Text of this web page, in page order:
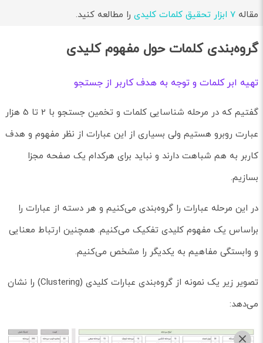
مقاله 7 ابزار تحقیق کلمات کلیدی را مطالعه کنید.
گروه‌بندی کلمات حول مفهوم کلیدی
تهیه ابر کلمات و توجه به هدف کاربر از جستجو
گفتیم که در مرحله شناسایی کلمات و تخمین جستجو با 2 تا 5 هزار
عبارت روبرو هستیم ولی بسیاری از این عبارات از نظر مفهوم و هدف
کاربر به هم شباهت دارند و نباید برای هرکدام یک صفحه مجزا
بسازیم.
در این مرحله عبارات را گروه‌بندی می‌کنیم و هر دسته از عبارات را
براساس یک مفهوم کلیدی تفکیک می‌کنیم. همچنین ارتباط معنایی
و وابستگی مفاهیم به یکدیگر را مشخص می‌کنیم.
تصویر زیر یک نمونه از گروه‌بندی عبارات کلیدی (Clustering) را نشان
می‌دهد: